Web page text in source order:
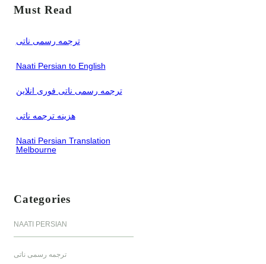
r
h
Must Read
ترجمه رسمی ناتی
Naati Persian to English
ترجمه رسمی ناتی فوری انلاین
هزینه ترجمه ناتی
Naati Persian Translation
Melbourne
Categories
NAATI PERSIAN
ترجمه رسمی ناتی